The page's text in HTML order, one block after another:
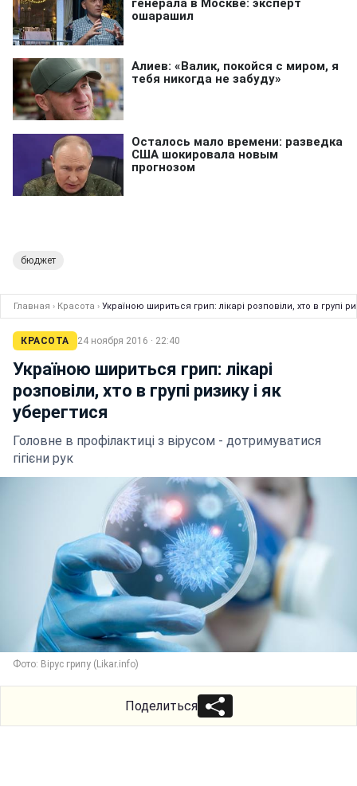
бюджет
Главная › Красота › Україною шириться грип: лікарі розповіли, хто в групі
КРАСОТА 24 ноября 2016 · 22:40
Україною шириться грип: лікарі
розповіли, хто в групі ризику і як
уберегтися
Головне в профілактиці з вірусом - дотримуватися
гігієни рук
Фото: Вірус грипу (Likar.info)
Поделиться